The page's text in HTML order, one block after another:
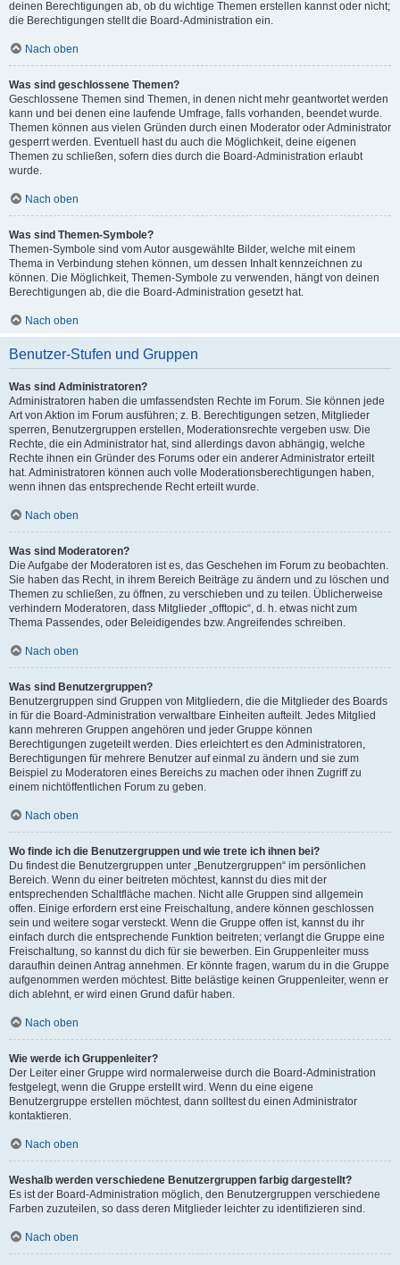
deinen Berechtigungen ab, ob du wichtige Themen erstellen kannst oder nicht;
die Berechtigungen stellt die Board-Administration ein.
Nach oben
Was sind geschlossene Themen?
Geschlossene Themen sind Themen, in denen nicht mehr geantwortet werden
kann und bei denen eine laufende Umfrage, falls vorhanden, beendet wurde.
Themen können aus vielen Gründen durch einen Moderator oder Administrator
gesperrt werden. Eventuell hast du auch die Möglichkeit, deine eigenen
Themen zu schließen, sofern dies durch die Board-Administration erlaubt
wurde.
Nach oben
Was sind Themen-Symbole?
Themen-Symbole sind vom Autor ausgewählte Bilder, welche mit einem
Thema in Verbindung stehen können, um dessen Inhalt kennzeichnen zu
können. Die Möglichkeit, Themen-Symbole zu verwenden, hängt von deinen
Berechtigungen ab, die die Board-Administration gesetzt hat.
Nach oben
Benutzer-Stufen und Gruppen
Was sind Administratoren?
Administratoren haben die umfassendsten Rechte im Forum. Sie können jede
Art von Aktion im Forum ausführen; z. B. Berechtigungen setzen, Mitglieder
sperren, Benutzergruppen erstellen, Moderationsrechte vergeben usw. Die
Rechte, die ein Administrator hat, sind allerdings davon abhängig, welche
Rechte ihnen ein Gründer des Forums oder ein anderer Administrator erteilt
hat. Administratoren können auch volle Moderationsberechtigungen haben,
wenn ihnen das entsprechende Recht erteilt wurde.
Nach oben
Was sind Moderatoren?
Die Aufgabe der Moderatoren ist es, das Geschehen im Forum zu beobachten.
Sie haben das Recht, in ihrem Bereich Beiträge zu ändern und zu löschen und
Themen zu schließen, zu öffnen, zu verschieben und zu teilen. Üblicherweise
verhindern Moderatoren, dass Mitglieder „offtopic“, d. h. etwas nicht zum
Thema Passendes, oder Beleidigendes bzw. Angreifendes schreiben.
Nach oben
Was sind Benutzergruppen?
Benutzergruppen sind Gruppen von Mitgliedern, die die Mitglieder des Boards
in für die Board-Administration verwaltbare Einheiten aufteilt. Jedes Mitglied
kann mehreren Gruppen angehören und jeder Gruppe können
Berechtigungen zugeteilt werden. Dies erleichtert es den Administratoren,
Berechtigungen für mehrere Benutzer auf einmal zu ändern und sie zum
Beispiel zu Moderatoren eines Bereichs zu machen oder ihnen Zugriff zu
einem nichtöffentlichen Forum zu geben.
Nach oben
Wo finde ich die Benutzergruppen und wie trete ich ihnen bei?
Du findest die Benutzergruppen unter „Benutzergruppen“ im persönlichen
Bereich. Wenn du einer beitreten möchtest, kannst du dies mit der
entsprechenden Schaltfläche machen. Nicht alle Gruppen sind allgemein
offen. Einige erfordern erst eine Freischaltung, andere können geschlossen
sein und weitere sogar versteckt. Wenn die Gruppe offen ist, kannst du ihr
einfach durch die entsprechende Funktion beitreten; verlangt die Gruppe eine
Freischaltung, so kannst du dich für sie bewerben. Ein Gruppenleiter muss
daraufhin deinen Antrag annehmen. Er könnte fragen, warum du in die Gruppe
aufgenommen werden möchtest. Bitte belästige keinen Gruppenleiter, wenn er
dich ablehnt, er wird einen Grund dafür haben.
Nach oben
Wie werde ich Gruppenleiter?
Der Leiter einer Gruppe wird normalerweise durch die Board-Administration
festgelegt, wenn die Gruppe erstellt wird. Wenn du eine eigene
Benutzergruppe erstellen möchtest, dann solltest du einen Administrator
kontaktieren.
Nach oben
Weshalb werden verschiedene Benutzergruppen farbig dargestellt?
Es ist der Board-Administration möglich, den Benutzergruppen verschiedene
Farben zuzuteilen, so dass deren Mitglieder leichter zu identifizieren sind.
Nach oben